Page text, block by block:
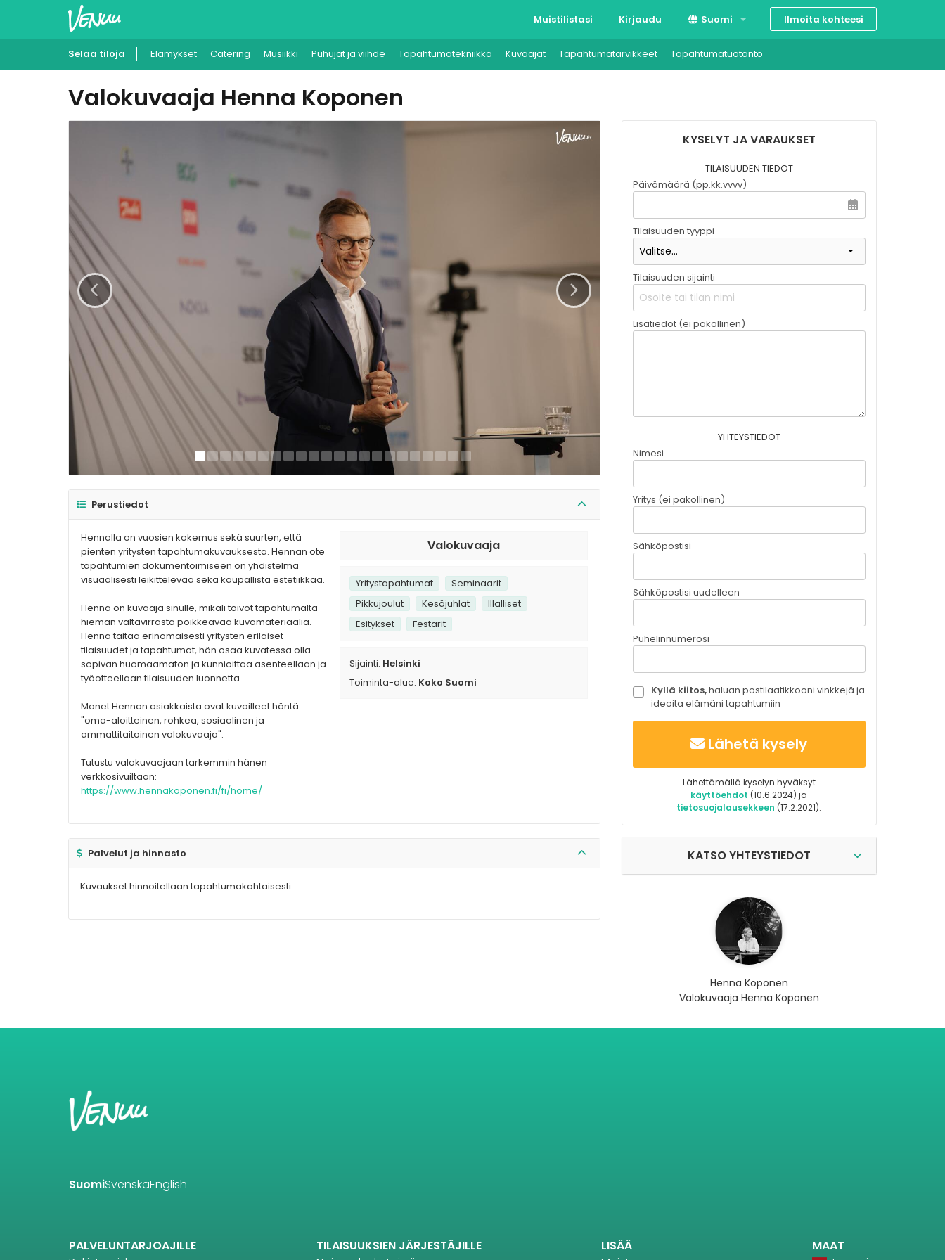
Muistilistasi Kirjaudu Suomi
Svenska
Ilmoita kohteesi
Selaa tiloja Elämykset Catering Musiikki Puhujat ja viihde Tapahtumatekniikka Kuvaajat Tapahtumatarvikkeet Tapahtumatuotanto
Valokuvaaja Henna Koponen
Perustiedot
Hennalla on vuosien kokemus sekä suurten, että
pienten yritysten tapahtumakuvauksesta. Hennan ote
tapahtumien dokumentoimiseen on yhdistelmä
visuaalisesti leikittelevää sekä kaupallista estetiikkaa.
Henna on kuvaaja sinulle, mikäli toivot tapahtumalta
hieman valtavirrasta poikkeavaa kuvamateriaalia.
Henna taitaa erinomaisesti yritysten erilaiset
tilaisuudet ja tapahtumat, hän osaa kuvatessa olla
sopivan huomaamaton ja kunnioittaa asenteellaan ja
työotteellaan tilaisuuden luonnetta.
Monet Hennan asiakkaista ovat kuvailleet häntä
"oma-aloitteinen, rohkea, sosiaalinen ja
ammattitaitoinen valokuvaaja".
Tutustu valokuvaajaan tarkemmin hänen
verkkosivuiltaan:
https://www.hennakoponen.fi/fi/home/
Valokuvaaja
Yritystapahtumat
Seminaarit
Pikkujoulut
Kesäjuhlat
Illalliset
Esitykset
Festarit
Sijainti: Helsinki
Toiminta-alue: Koko Suomi
Palvelut ja hinnasto
Kuvaukset hinnoitellaan tapahtumakohtaisesti.
KYSELYT JA VARAUKSET
TILAISUUDEN TIEDOT
Päivämäärä (pp.kk.vvvv)
Tilaisuuden tyyppi
Tilaisuuden sijainti
Lisätiedot (ei pakollinen)
YHTEYSTIEDOT
Nimesi
Yritys (ei pakollinen)
Sähköpostisi
Sähköpostisi uudelleen
Puhelinnumerosi
Kyllä kiitos,haluan postilaatikkooni vinkkejä ja
ideoita elämäni tapahtumiin
Lähetä kysely
Lähettämällä kyselyn hyväksyt
käyttöehdot (10.6.2024) ja
tietosuojalausekkeen (17.2.2021).
KATSO YHTEYSTIEDOT
Henna Koponen
Valokuvaaja Henna Koponen
SuomiSvenskaEnglish
PALVELUNTARJOAJILLE
TILAISUUKSIEN JÄRJESTÄJILLE
LISÄÄ
MAAT